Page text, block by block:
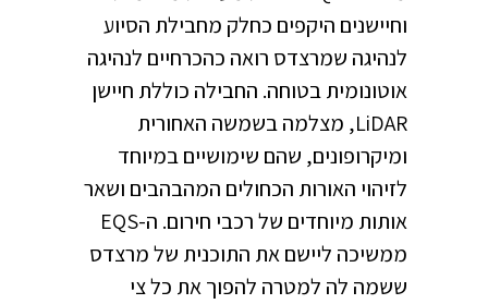
וחיישנים היקפים כחלק מחבילת הסיוע
לנהיגה שמרצדס רואה כהכרחיים לנהיגה
אוטונומית בטוחה. החבילה כוללת חיישן
LiDAR, מצלמה בשמשה האחורית
ומיקרופונים, שהם שימושיים במיוחד
לזיהוי האורות הכחולים המהבהבים ושאר
אותות מיוחדים של רכבי חירום. ה-EQS
ממשיכה ליישם את התוכנית של מרצדס
ששמה לה למטרה להפוך את כל צי